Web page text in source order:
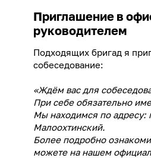
Приглашение в
руководителем
Подходящих бригад я
собеседование:
«Ждём вас для
При себе обязательно
Мы находимся по адресу:
Малоохтинский.
Более подробно
можете на нашем